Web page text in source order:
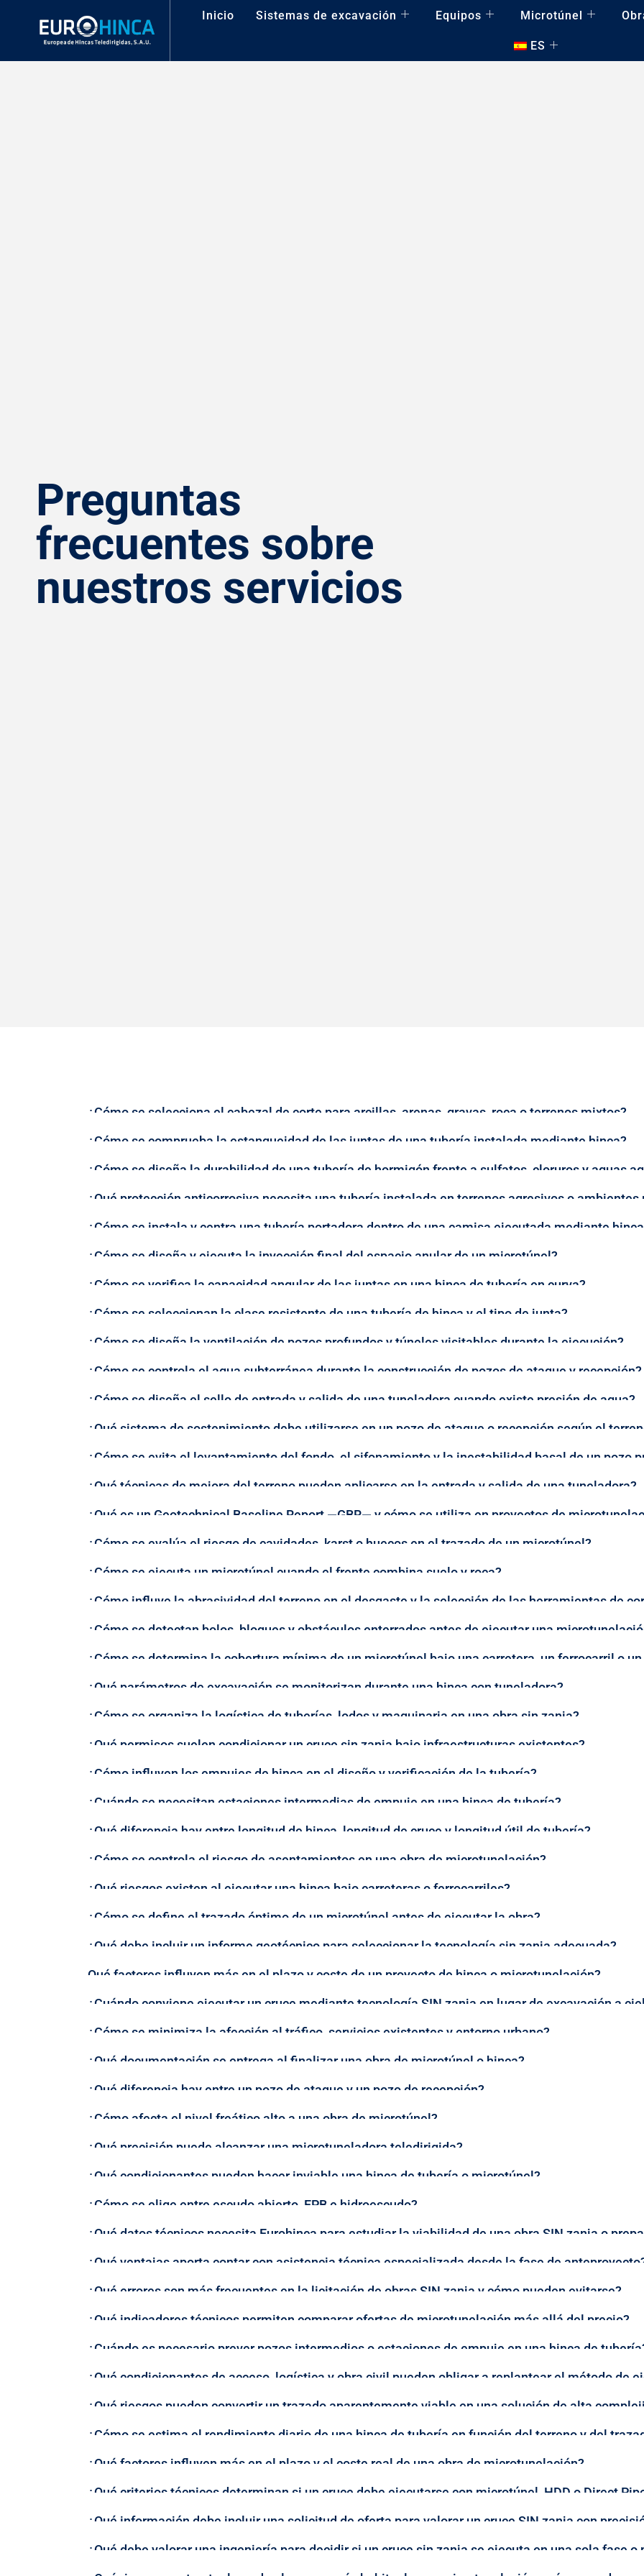
Inicio Sistemas de excavación Equipos Microtúnel
ES
Preguntas
frecuentes sobre
nuestros servicios
¿Cómo se selecciona el cabezal de corte para arcillas, arenas, gravas, roca o terrenos mixtos?
¿Cómo se comprueba la estanqueidad de las juntas de una tubería instalada mediante hinca?
¿Cómo se diseña la durabilidad de una tubería de hormigón frente a sulfatos, cloruros y aguas
¿Qué protección anticorrosiva necesita una tubería instalada en terrenos agresivos o ambientes
¿Cómo se instala y centra una tubería portadora dentro de una camisa ejecutada mediante
¿Cómo se diseña y ejecuta la inyección final del espacio anular de un microtúnel?
¿Cómo se verifica la capacidad angular de las juntas en una hinca de tubería en curva?
¿Cómo se seleccionan la clase resistente de una tubería de hinca y el tipo de junta?
¿Cómo se diseña la ventilación de pozos profundos y túneles visitables durante la ejecución?
¿Cómo se controla el agua subterránea durante la construcción de pozos de ataque y recepción?
¿Cómo se diseña el sello de entrada y salida de una tuneladora cuando existe presión de agua?
¿Qué sistema de sostenimiento debe utilizarse en un pozo de ataque o recepción según el
¿Cómo se evita el levantamiento del fondo, el sifonamiento y la inestabilidad basal de un pozo
¿Qué técnicas de mejora del terreno pueden aplicarse en la entrada y salida de una tuneladora?
¿Qué es un Geotechnical Baseline Report —GBR— y cómo se utiliza en proyectos de
¿Cómo se evalúa el riesgo de cavidades, karst o huecos en el trazado de un microtúnel?
¿Cómo se ejecuta un microtúnel cuando el frente combina suelo y roca?
¿Cómo influye la abrasividad del terreno en el desgaste y la selección de las herramientas de
¿Cómo se detectan bolos, bloques y obstáculos enterrados antes de ejecutar una
¿Cómo se determina la cobertura mínima de un microtúnel bajo una carretera, un ferrocarril o un
¿Qué parámetros de excavación se monitorizan durante una hinca con tuneladora?
¿Cómo se organiza la logística de tuberías, lodos y maquinaria en una obra sin zanja?
¿Qué permisos suelen condicionar un cruce sin zanja bajo infraestructuras existentes?
¿Cómo influyen los empujes de hinca en el diseño y verificación de la tubería?
¿Cuándo se necesitan estaciones intermedias de empuje en una hinca de tubería?
¿Qué diferencia hay entre longitud de hinca, longitud de cruce y longitud útil de tubería?
¿Cómo se controla el riesgo de asentamientos en una obra de microtunelación?
¿Qué riesgos existen al ejecutar una hinca bajo carreteras o ferrocarriles?
¿Cómo se define el trazado óptimo de un microtúnel antes de ejecutar la obra?
¿Qué debe incluir un informe geotécnico para seleccionar la tecnología sin zanja adecuada?
Qué factores influyen más en el plazo y coste de un proyecto de hinca o microtunelación?
¿Cuándo conviene ejecutar un cruce mediante tecnología SIN zanja en lugar de excavación a
¿Cómo se minimiza la afección al tráfico, servicios existentes y entorno urbano?
¿Qué documentación se entrega al finalizar una obra de microtúnel o hinca?
¿Qué diferencia hay entre un pozo de ataque y un pozo de recepción?
¿Cómo afecta el nivel freático alto a una obra de microtúnel?
¿Qué precisión puede alcanzar una microtuneladora teledirigida?
¿Qué condicionantes pueden hacer inviable una hinca de tubería o microtúnel?
¿Cómo se elige entre escudo abierto, EPB e hidroescudo?
¿Qué datos técnicos necesita Eurohinca para estudiar la viabilidad de una obra SIN zanja o
¿Qué ventajas aporta contar con asistencia técnica especializada desde la fase de
¿Qué errores son más frecuentes en la licitación de obras SIN zanja y cómo pueden evitarse?
¿Qué indicadores técnicos permiten comparar ofertas de microtunelación más allá del precio?
¿Cuándo es necesario prever pozos intermedios o estaciones de empuje en una hinca de
¿Qué condicionantes de acceso, logística y obra civil pueden obligar a replantear el método de
¿Qué riesgos pueden convertir un trazado aparentemente viable en una solución de alta
¿Cómo se estima el rendimiento diario de una hinca de tubería en función del terreno y del
¿Qué factores influyen más en el plazo y el coste real de una obra de microtunelación?
¿Qué criterios técnicos determinan si un cruce debe ejecutarse con microtúnel, HDD o Direct
¿Qué información debe incluir una solicitud de oferta para valorar un cruce SIN zanja con
¿Qué debe valorar una ingeniería para decidir si un cruce sin zanja se ejecuta en una sola fase o